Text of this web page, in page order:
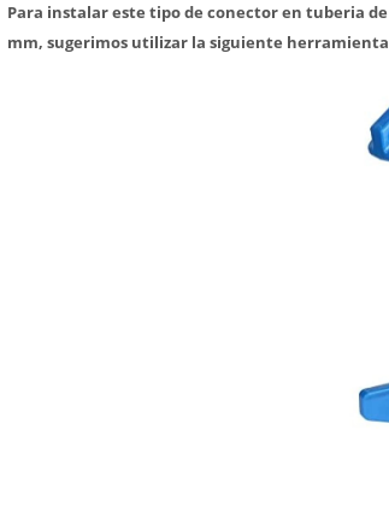
Para instalar este tipo de conector en tuberia
mm, sugerimos utilizar la siguiente